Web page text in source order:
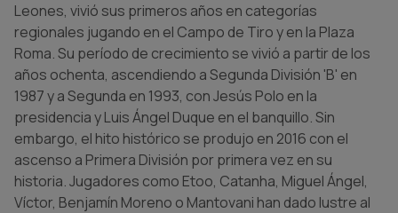
Leones, vivió sus primeros años en categorías
regionales jugando en el Campo de Tiro y en la Plaza
Roma. Su período de crecimiento se vivió a partir de los
años ochenta, ascendiendo a Segunda División 'B' en
1987 y a Segunda en 1993, con Jesús Polo en la
presidencia y Luis Ángel Duque en el banquillo. Sin
embargo, el hito histórico se produjo en 2016 con el
ascenso a Primera División por primera vez en su
historia. Jugadores como Etoo, Catanha, Miguel Ángel,
Víctor, Benjamín Moreno o Mantovani han dado lustre al